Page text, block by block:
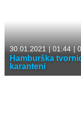
30.01.2021 |01:44 |0
Hamburška
karanteni